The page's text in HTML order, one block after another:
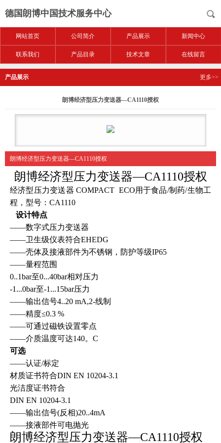
德国朗博中国技术服务中心
网站首页 公司简介 产品展示 新闻中心
联系我们 产品目录 技术文章 在线留言
产品展示 更多>>
朗博经济型压力变送器—CA1110授权
朗博经济型压力变送器—CA1110授权
朗博经济型压力变送器—CA1110授权
经济型压力变送器 COMPACT ECO用于食品/制药/生物工
程，型号：CA1110
设计特点
——数字式压力变送器
——卫生级仪表符合EHEDG
——壳体及接液部件为不锈钢，防护等级IP65
——量程范围
0..1bar至0...40bar相对压力
-1...0bar至-1...15bar压力
——输出信号4..20 mA,2-线制
——精度≤0.3 %
——可通过磁铁设置零点
——介质温度可达140。C
可选
——认证/标定
材质证书符合DIN EN 10204-3.1
光洁度证书符合
DIN EN 10204-3.1
——输出信号(反相)20..4mA
——接液部件可电抛光
朗博经济型压力变送器—CA1110授权